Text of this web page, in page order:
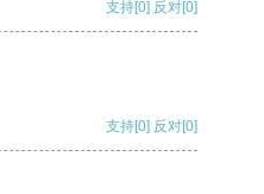
支持[0] 反对[0]
支持[0] 反对[0]